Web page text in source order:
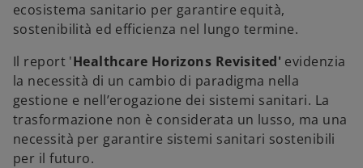
y
V
ecosistema sanitario per garantire equità,
sostenibilità ed efficienza nel lungo termine.
Il report 'Healthcare Horizons Revisited' evidenzia
la necessità di un cambio di paradigma nella
gestione e nell’erogazione dei sistemi sanitari. La
trasformazione non è considerata un lusso, ma una
necessità per garantire sistemi sanitari sostenibili
per il futuro.